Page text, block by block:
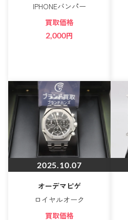
IPHONEバンパー
買取価格
2,000円
2025.10.07
オーデマピゲ
ロイヤルオーク
買取価格